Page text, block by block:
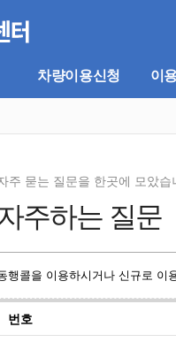
차량이용신청 이
주하는 질문
주 묻는 질문을 한곳에 모았습
행콜을 이용하시거나 신규로 이
번호